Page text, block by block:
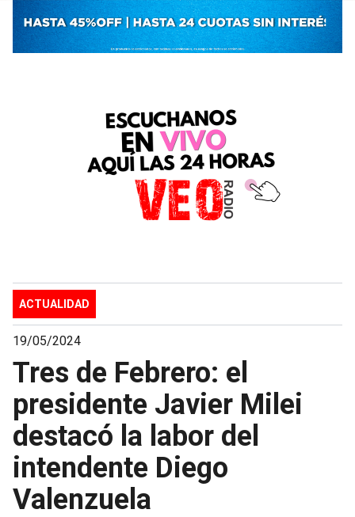
ACTUALIDAD
19/05/2024
Tres de Febrero: el
presidente Javier Milei
destacó la labor del
intendente Diego
Valenzuela